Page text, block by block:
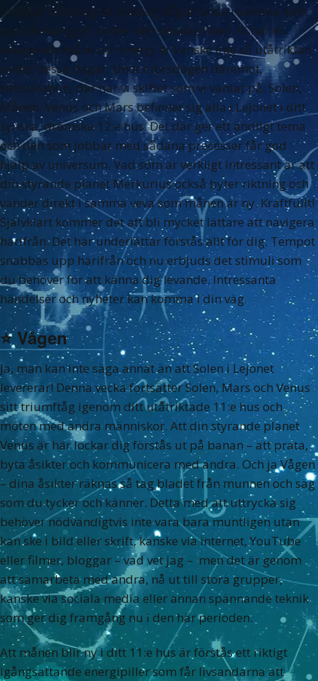
förflyter måndag till onsdag någorlunda i samma lunk
som de har gjort under den senaste tiden. Vi har en
avtagande måne och energi är kanske inte så utåtriktad
under dessa dagar. Under torsdagen däremot,
simslalabim, där har vi skiftet som vi väntat på. Solen,
Månen, Venus och Mars befinner sig alla i Lejonet i ditt
synska, drömska 12:e hus. Det där ger ett andligt tema
och den som jobbar med sådana processer får god
hjälp av universum. Vad som är verkligt intressant är att
din styrande planet Merkurius också byter riktning och
vänder direkt i samma veva som månen är ny. Kraftfullt!
Självklart kommer det att bli mycket lättare att navigera
härifrån. Det här underlättar förstås allt för dig. Tempot
snabbas upp härifrån och nu erbjuds det stimuli som
du behöver för att känna dig levande. Intressanta
händelser och nyheter kan komma i din väg.
⭐️Vågen
Ja, man kan inte säga annat än att Solen i Lejonet
levererar! Denna vecka fortsätter Solen, Mars och Venus
sitt triumftåg igenom ditt utåtriktade 11:e hus och
möten med andra människor. Att din styrande planet
Venus är här lockar dig förstås ut på banan – att prata,
byta åsikter och kommunicera med andra. Och ja Vågen
– dina åsikter räknas så tag bladet från munnen och säg
som du tycker och känner. Detta med att uttrycka sig
behöver nödvändigtvis inte vara bara muntligen utan
kan ske i bild eller skrift, kanske via internet, YouTube
eller filmer, bloggar – vad vet jag – men det är genom
att samarbeta med andra, nå ut till stora grupper,
kanske via sociala media eller annan spännande teknik
som ger dig framgång nu i den här perioden.
Att månen blir ny i ditt 11:e hus är förstås ett riktigt
igångsättande energipiller som får livsandarna att